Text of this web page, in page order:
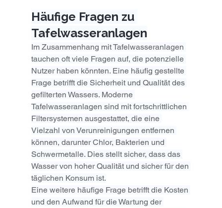
Häufige Fragen zu
Tafelwasseranlagen
Im Zusammenhang mit Tafelwasseranlagen
tauchen oft viele Fragen auf, die potenzielle
Nutzer haben könnten. Eine häufig gestellte
Frage betrifft die Sicherheit und Qualität des
gefilterten Wassers. Moderne
Tafelwasseranlagen sind mit fortschrittlichen
Filtersystemen ausgestattet, die eine
Vielzahl von Verunreinigungen entfernen
können, darunter Chlor, Bakterien und
Schwermetalle. Dies stellt sicher, dass das
Wasser von hoher Qualität und sicher für den
täglichen Konsum ist.
Eine weitere häufige Frage betrifft die Kosten
und den Aufwand für die Wartung der